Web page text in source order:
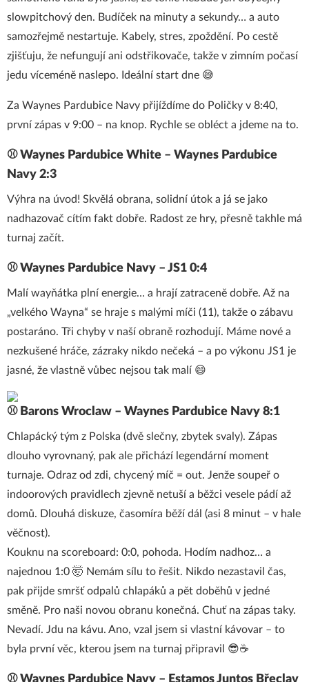
slowpitchový den. Budíček na minuty a sekundy… a auto
samozřejmě nestartuje. Kabely, stres, zpoždění. Po cestě
zjišťuju, že nefungují ani odstřikovače, takže v zimním počasí
jedu víceméně naslepo. Ideální start dne 😅
Za Waynes Pardubice Navy přijíždíme do Poličky v 8:40,
první zápas v 9:00 – na knop. Rychle se obléct a jdeme na to.
⚾ Waynes Pardubice White – Waynes Pardubice
Navy 2:3
Výhra na úvod! Skvělá obrana, solidní útok a já se jako
nadhazovač cítím fakt dobře. Radost ze hry, přesně takhle má
turnaj začít.
⚾ Waynes Pardubice Navy – JS1 0:4
Malí wayňátka plní energie… a hrají zatraceně dobře. Až na
„velkého Wayna“ se hraje s malými míči (11), takže o zábavu
postaráno. Tři chyby v naší obraně rozhodují. Máme nové a
nezkušené hráče, zázraky nikdo nečeká – a po výkonu JS1 je
jasné, že vlastně vůbec nejsou tak malí 😄
⚾ Barons Wroclaw – Waynes Pardubice Navy 8:1
Chlapácký tým z Polska (dvě slečny, zbytek svaly). Zápas
dlouho vyrovnaný, pak ale přichází legendární moment
turnaje. Odraz od zdi, chycený míč = out. Jenže soupeř o
indoorových pravidlech zjevně netuší a běžci vesele pádí až
domů. Dlouhá diskuze, časomíra běží dál (asi 8 minut – v hale
věčnost).
Kouknu na scoreboard: 0:0, pohoda. Hodím nadhoz… a
najednou 1:0 🤯 Nemám sílu to řešit. Nikdo nezastavil čas,
pak přijde smršť odpalů chlapáků a pět doběhů v jedné
směně. Pro naši novou obranu konečná. Chuť na zápas taky.
Nevadí. Jdu na kávu. Ano, vzal jsem si vlastní kávovar – to
byla první věc, kterou jsem na turnaj připravil 😎☕
⚾ Waynes Pardubice Navy – Estamos Juntos Břeclav